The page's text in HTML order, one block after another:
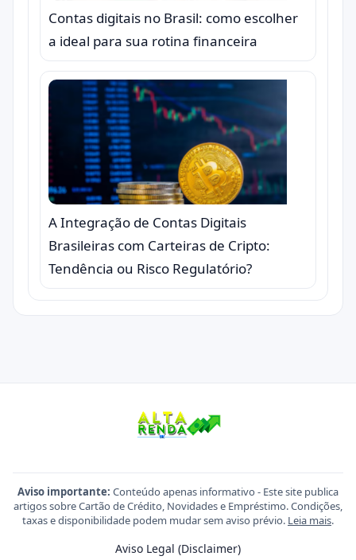
Contas digitais no Brasil: como escolher
a ideal para sua rotina financeira
A Integração de Contas Digitais
Brasileiras com Carteiras de Cripto:
Tendência ou Risco Regulatório?
Aviso importante: Conteúdo apenas informativo - Este site publica
artigos sobre Cartão de Crédito, Novidades e Empréstimo. Condições,
taxas e disponibilidade podem mudar sem aviso prévio. Leia mais.
Aviso Legal (Disclaimer)